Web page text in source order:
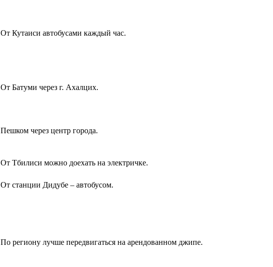
От Кутаиси автобусами каждый час.
От Батуми через г. Ахалцих.
Пешком через центр города.
От Тбилиси можно доехать на электричке.
От станции Дидубе – автобусом.
По региону лучше передвигаться на арендованном джипе.